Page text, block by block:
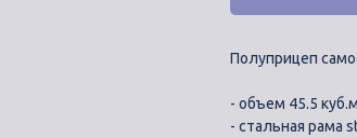
Полуприцеп
- объем 45.5
- стальная рама